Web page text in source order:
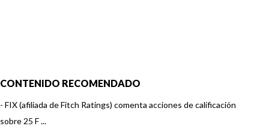
CONTENIDO RECOMENDADO
- FIX (afiliada de Fitch Ratings) comenta acciones de calificación
sobre 25 F ...